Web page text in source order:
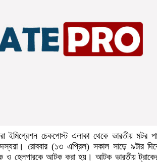
ইমিগ্রেশন চেকপোস্ট এলাকা থেকে ভারতীয় মটর
রোববার (১৩ এপ্রিল) সকাল সাড়ে ৯টার
ও হেলপারকে আটক করা হয়। আটক ভারতীয়